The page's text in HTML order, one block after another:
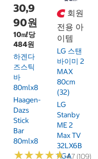
30,9
90원
10㎖당
484원
하겐다
즈스틱
바
80mlx8
Haagen-
Dazs
Stick
Bar
80mlx8
★★★★★
★★★★★4.7 (109)
회원
전용 아
이템
LG 스탠
바이미 2
MAX
80cm
(32)
LG
Stanby
ME 2
Max TV
32LX6B
KGA